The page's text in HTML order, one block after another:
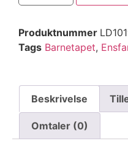
Produktnummer
Tags Barnetapet,
Beskrivelse
Omtaler (0)